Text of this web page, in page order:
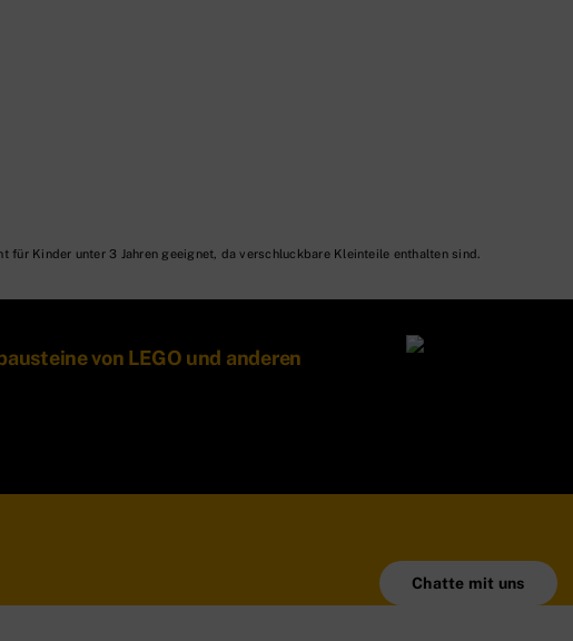
für Kinder unter 3 Jahren geeignet, da verschluckbare Kleinteile enthalten sind.
von LEGO und anderen
Chatte mit uns